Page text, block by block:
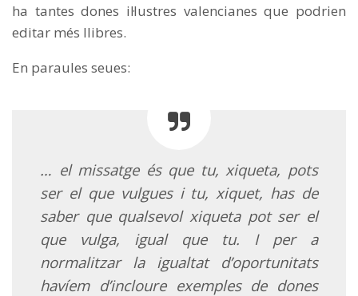
ha tantes dones il·lustres valencianes que podrien
editar més llibres.
En paraules seues:
… el missatge és que tu, xiqueta, pots
ser el que vulgues i tu, xiquet, has de
saber que qualsevol xiqueta pot ser el
que vulga, igual que tu. I per a
normalitzar la igualtat d’oportunitats
havíem d’incloure exemples de dones